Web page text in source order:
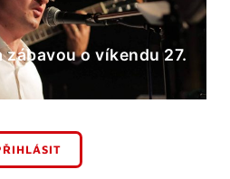
zábavou o víkendu 27.